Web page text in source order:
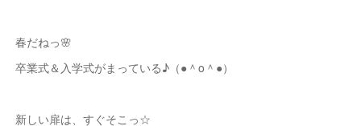
春だねっ🌸
卒業式＆入学式がまっている♪（●＾o＾●）
新しい扉は、すぐそこっ☆